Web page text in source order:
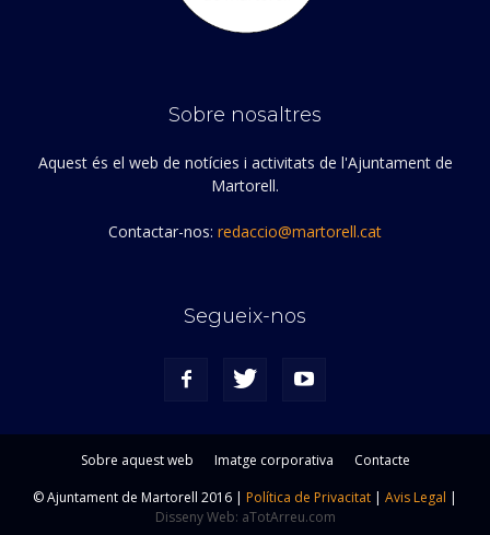
Sobre nosaltres
Aquest és el web de notícies i activitats de l'Ajuntament de
Martorell.
Contactar-nos: redaccio@martorell.cat
Segueix-nos
Sobre aquest web Imatge corporativa
Contacte
© Ajuntament de Martorell 2016 | Política de Privacitat | Avis Legal |
Disseny Web: aTotArreu.com